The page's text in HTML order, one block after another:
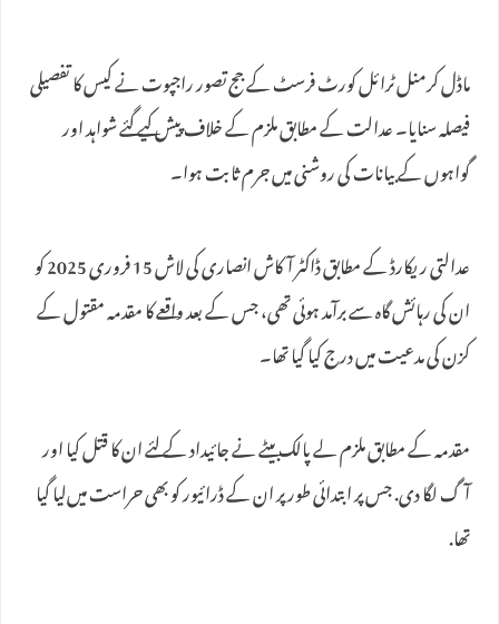
ماڈل کرمنل ٹرائل کورٹ فرسٹ کے جج تصور راجپوت نے کیس کا تفصیلی
فیصلہ سنایا۔ عدالت کے مطابق ملزم کے خلاف پیش کیے گئے شواہد اور
گواہوں کے بیانات کی روشنی میں جرم ثابت ہوا۔
عدالتی ریکارڈ کے مطابق ڈاکٹر آکاش انصاری کی لاش 15 فروری 2025 کو
ان کی رہائش گاہ سے برآمد ہوئی تھی، جس کے بعد واقعے کا مقدمہ مقتول کے
کزن کی مدعیت میں درج کیا گیا تھا۔
مقدمہ کے مطابق ملزم لے پالک بیٹے نے جائیداد کے لئے ان کا قتل کیا اور
آگ لگا دی. جس پر ابتدائی طور پر ان کے ڈرائیور کو بھی حراست میں‌لیا گیا
تھا.